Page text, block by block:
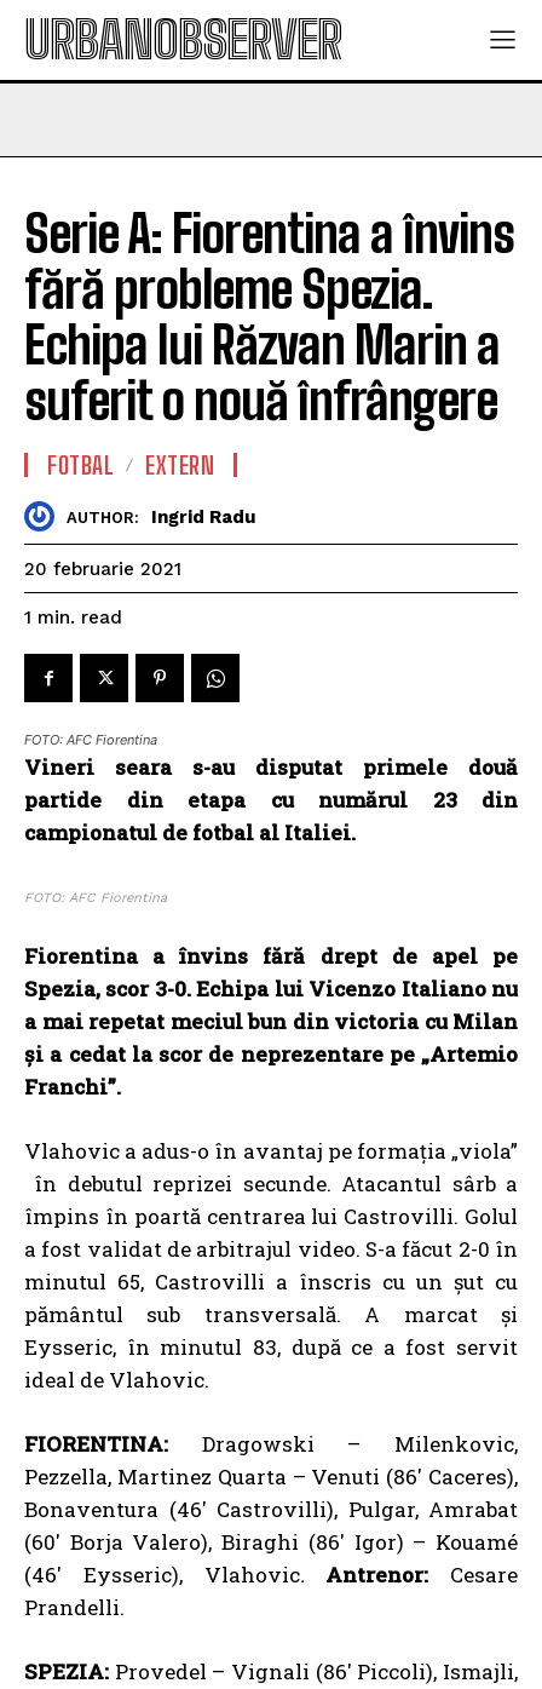
URBANOBSERVER
Serie A: Fiorentina a învins
fără probleme Spezia.
Echipa lui Răzvan Marin a
suferit o nouă înfrângere
FOTBAL EXTERN
AUTHOR: Ingrid Radu
20 februarie 2021
1 min. read
FOTO: AFC Fiorentina
Vineri seara s-au disputat primele două
partide din etapa cu numărul 23 din
campionatul de fotbal al Italiei.
FOTO: AFC Fiorentina
Fiorentina a învins fără drept de apel pe
Spezia, scor 3-0. Echipa lui Vicenzo Italiano nu
a mai repetat meciul bun din victoria cu Milan
și a cedat la scor de neprezentare pe „Artemio
Franchi”.
Vlahovic a adus-o în avantaj pe formația „viola”
în debutul reprizei secunde. Atacantul sârb a
împins în poartă centrarea lui Castrovilli. Golul
a fost validat de arbitrajul video. S-a făcut 2-0 în
minutul 65, Castrovilli a înscris cu un șut cu
pământul sub transversală. A marcat și
Eysseric, în minutul 83, după ce a fost servit
ideal de Vlahovic.
FIORENTINA: Dragowski – Milenkovic,
Pezzella, Martinez Quarta – Venuti (86′ Caceres),
Bonaventura (46′ Castrovilli), Pulgar, Amrabat
(60′ Borja Valero), Biraghi (86′ Igor) – Kouamé
(46′ Eysseric), Vlahovic. Antrenor: Cesare
Prandelli.
SPEZIA: Provedel – Vignali (86′ Piccoli), Ismajli,